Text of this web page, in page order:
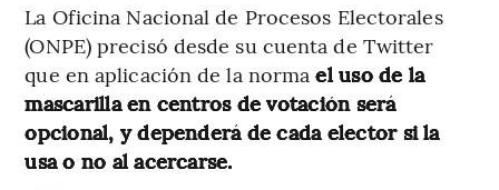
La Oficina Nacional de Procesos Electorales
(ONPE) precisó desde su cuenta de Twitter
que en aplicación de la normael uso de la
mascarilla en centros de votación será
opcional, y dependerá de cada elector si la
usa o no al acercarse.